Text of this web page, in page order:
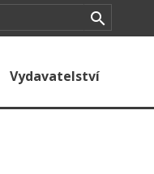
Vydavatelství